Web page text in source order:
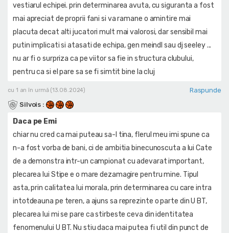
vestiarul echipei. prin determinarea avuta, cu siguranta a fost
mai apreciat de proprii fani si va ramane o amintire mai
placuta decat alti jucatori mult mai valorosi, dar sensibil mai
putin implicati si atasati de echipa, gen meindl sau dj seeley ...
nu ar fi o surpriza ca pe viitor sa fie in structura clubului,
pentru ca si el pare sa se fi simtit bine la cluj
cu 1 an în urmă (13.08.2024)
Raspunde
Silvois :
Daca pe Emi
chiar nu cred ca mai puteau sa-l tina, flerul meu imi spune ca
n-a fost vorba de bani, ci de ambitia binecunoscuta a lui Cate
de a demonstra intr-un campionat cu adevarat important,
plecarea lui Stipe e o mare dezamagire pentru mine. Tipul
asta, prin calitatea lui morala, prin determinarea cu care intra
intotdeauna pe teren, a ajuns sa reprezinte o parte din U BT,
plecarea lui mi se pare ca stirbeste ceva din identitatea
fenomenului U BT. Nu stiu daca mai putea fi util din punct de